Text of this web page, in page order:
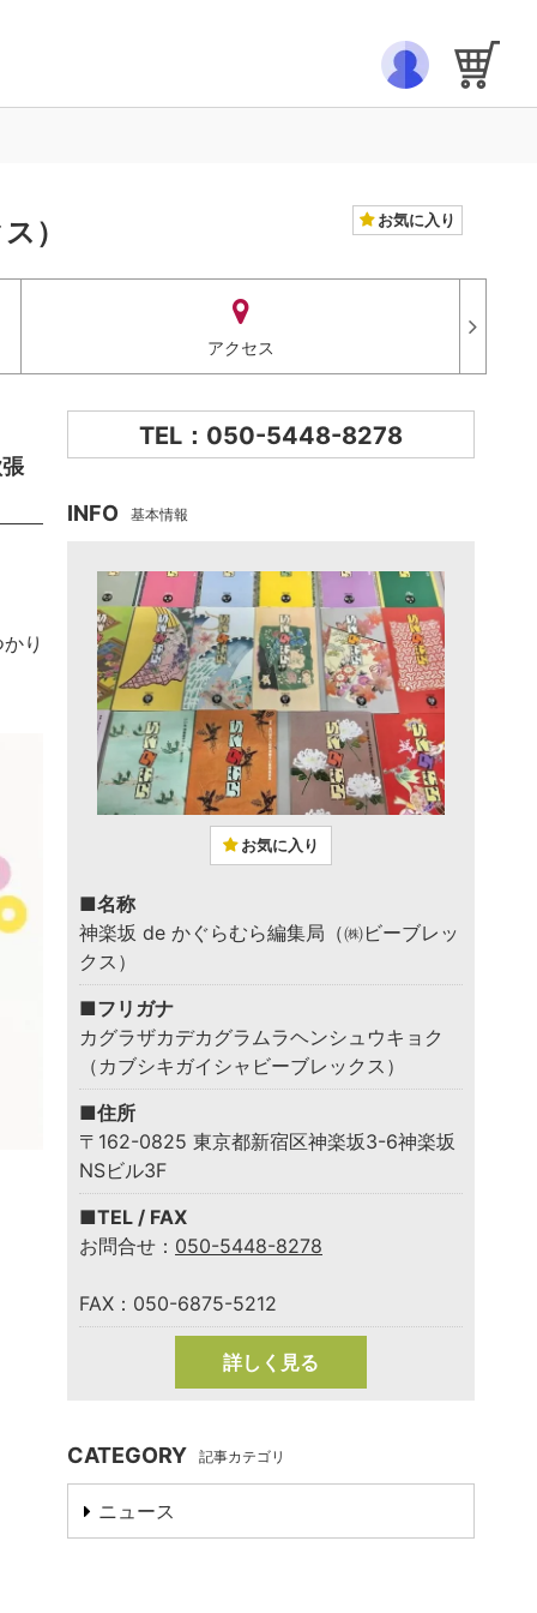
） お気に入り
アクセス
り
TEL：050-5448-8278
INFO 基本情報
お気に入り
■名称
神楽坂 de かぐらむら編集局（㈱ビーブレッ
クス）
■フリガナ
カグラザカデカグラムラヘンシュウキョク
（カブシキガイシャビーブレックス）
■住所
〒162-0825 東京都新宿区神楽坂3-6神楽坂
NSビル3F
■TEL / FAX
お問合せ： 050-5448-8278
FAX：050-6875-5212
詳しく見る
CATEGORY 記事カテゴリ
ニュース